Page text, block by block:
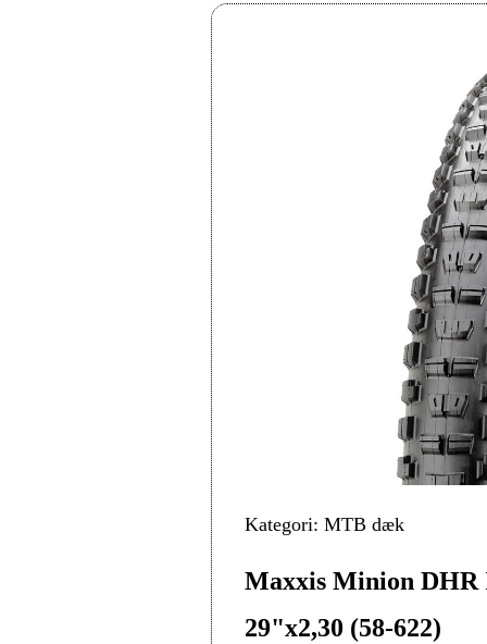
Kategori: MTB dæk
Maxxis Minion
29"x2,30 (58-622)